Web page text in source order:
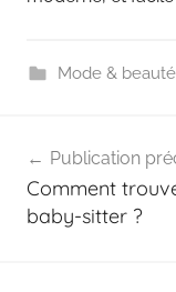
Mode & beauté
de
l’article
Publication
Comment
baby-sitter ?